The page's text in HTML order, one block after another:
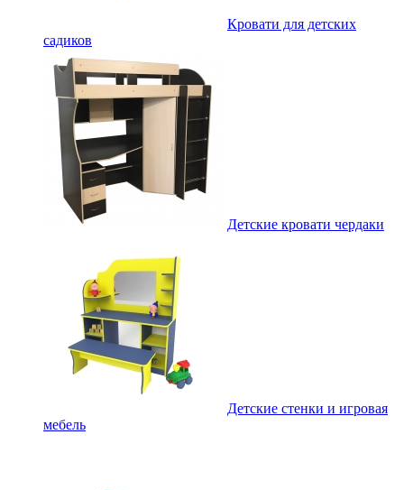
Кровати для детских
садиков
Детские кровати чердаки
Детские стенки и игровая
мебель